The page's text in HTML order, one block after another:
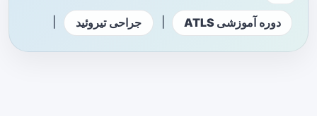
دوره آموزشی ATLS جراحی تیروئید